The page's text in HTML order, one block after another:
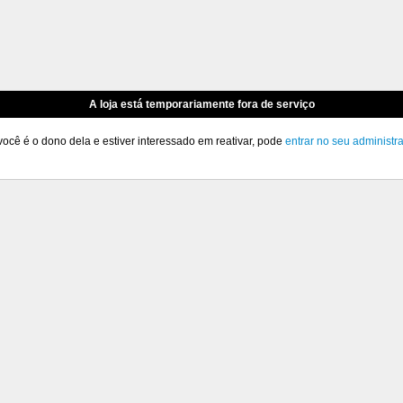
A loja está temporariamente fora de serviço
é o dono dela e estiver interessado em reativar, pode entrar no seu